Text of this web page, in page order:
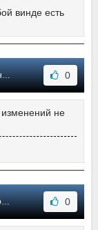
винде есть
0
не
0